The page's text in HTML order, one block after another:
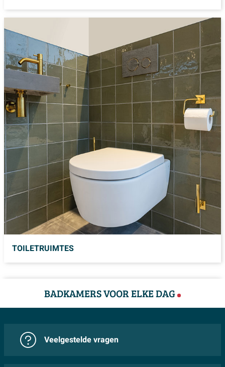
TOILETRUIMTES
BADKAMERS VOOR ELKE DAG
Veelgestelde vragen